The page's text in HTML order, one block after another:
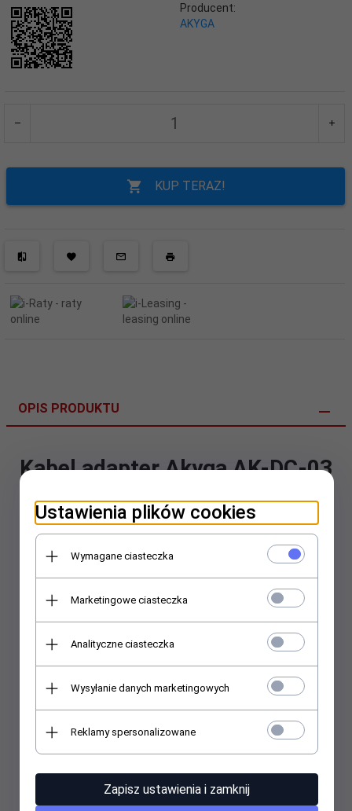
Producent:
AKYGA
KUP TERAZ!
OPIS PRODUKTU
Kabel adapter Akyga AK-DC-03
USB A (M) - 3.5 x 1.35 mm
Symbol producenta: AK-DC-03
Ustawienia plików cookies
Wymagane ciasteczka
Marketingowe ciasteczka
Analityczne ciasteczka
Wysyłanie danych marketingowych
Reklamy spersonalizowane
Zapisz ustawienia i zamknij